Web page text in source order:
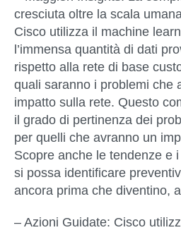
cresciuta oltre la scala
Cisco utilizza il machine
l’immensa quantità di dati
rispetto alla rete di base
quali saranno i problemi che
impatto sulla rete. Questo
il grado di pertinenza dei
per quelli che avranno un
Scopre anche le tendenze e
si possa identificare
ancora prima che diventino,
– Azioni Guidate: Cisco